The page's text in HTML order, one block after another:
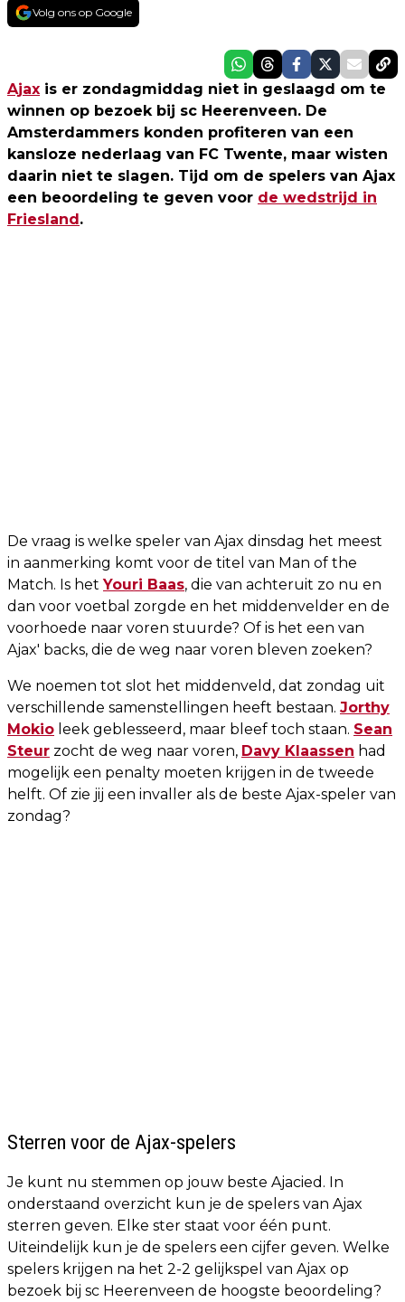
Volg ons op Google
Ajax is er zondagmiddag niet in geslaagd om te
winnen op bezoek bij sc Heerenveen. De
Amsterdammers konden profiteren van een
kansloze nederlaag van FC Twente, maar wisten
daarin niet te slagen. Tijd om de spelers van Ajax
een beoordeling te geven voor de wedstrijd in
Friesland.
De vraag is welke speler van Ajax dinsdag het meest
in aanmerking komt voor de titel van Man of the
Match. Is hetYouri Baas, die van achteruit zo nu en
dan voor voetbal zorgde en het middenvelder en de
voorhoede naar voren stuurde? Of is het een van
Ajax' backs, die de weg naar voren bleven zoeken?
We noemen tot slot het middenveld, dat zondag uit
verschillende samenstellingen heeft bestaan. Jorthy
Mokio leek geblesseerd, maar bleef toch staan. Sean
Steur zocht de weg naar voren, Davy Klaassen had
mogelijk een penalty moeten krijgen in de tweede
helft. Of zie jij een invaller als de beste Ajax-speler van
zondag?
Sterren voor de Ajax-spelers
Je kunt nu stemmen op jouw beste Ajacied. In
onderstaand overzicht kun je de spelers van Ajax
sterren geven. Elke ster staat voor één punt.
Uiteindelijk kun je de spelers een cijfer geven. Welke
spelers krijgen na het 2-2 gelijkspel van Ajax op
bezoek bij sc Heerenveen de hoogste beoordeling?